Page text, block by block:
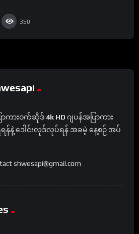
350
ာကားဝက်ဆိုဒ် 4k HD ဂျပန်အပြာကား
န်နဲ့ ဒေါင်းလုဒ်လုပ်ရန် အခမဲ့ နေ့စဉ် အပ်
shwesapi@gmail.com